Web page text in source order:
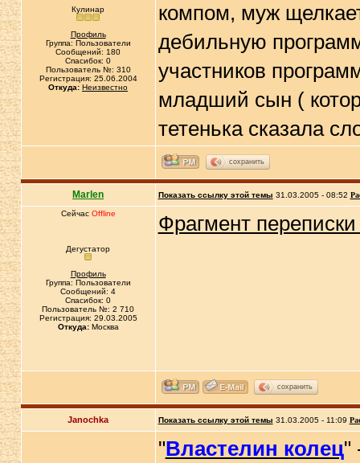
Кулинар
Профиль
Группа: Пользователи
Сообщений: 180
Спасибок: 0
Пользователь №: 310
Регистрация: 25.06.2004
Откуда: Неизвестно
компом, муж
дебильную
участников
младший сын (
тетенька сказала
сохранить
Marlen Показать ссылку этой темы 31.03.2005 - 08:52
Сейчас Offline
Дегустатор
Профиль
Группа: Пользователи
Сообщений: 4
Спасибок: 0
Пользователь №: 2 710
Регистрация: 29.03.2005
Откуда:Москва
Фрагмент
сохранить
Janochka Показать ссылку этой темы 31.03.2005 - 11:09
"Властелин колец"